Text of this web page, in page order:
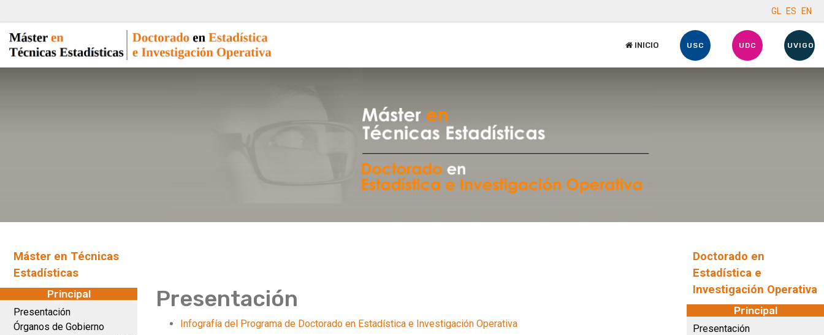
GL ES EN
INICIO USC UDC UVIGO
Máster en Técnicas
Estadísticas
Principal
Presentación
Órganos de Gobierno
Presentación
Infografía del Programa de Doctorado en Estadística e Investigación Operativa
Doctorado en
Estadística e
Investigación Operativa
Principal
Presentación